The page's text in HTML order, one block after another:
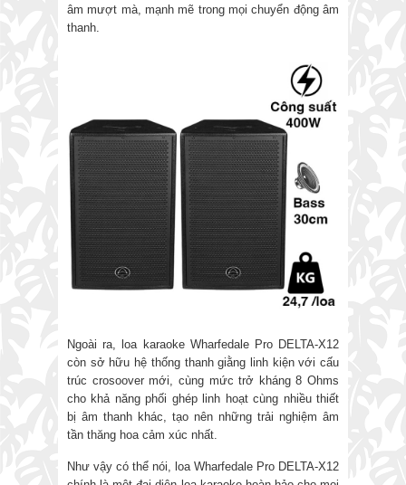
âm mượt mà, mạnh mẽ trong mọi chuyển động âm
thanh.
Ngoài ra, loa karaoke Wharfedale Pro DELTA-X12
còn sở hữu hệ thống thanh giằng linh kiện với cấu
trúc crosoover mới, cùng mức trở kháng 8 Ohms
cho khả năng phối ghép linh hoạt cùng nhiều thiết
bị âm thanh khác, tạo nên những trải nghiệm âm
tần thăng hoa cảm xúc nhất.
Như vậy có thể nói, loa Wharfedale Pro DELTA-X12